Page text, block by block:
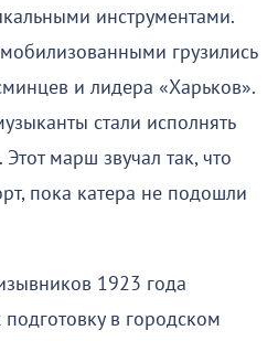
инструментами.
грузились
и лидера «Харьков».
стали исполнять
марш звучал так, что
пока катера не подошли
1923 года
в городском